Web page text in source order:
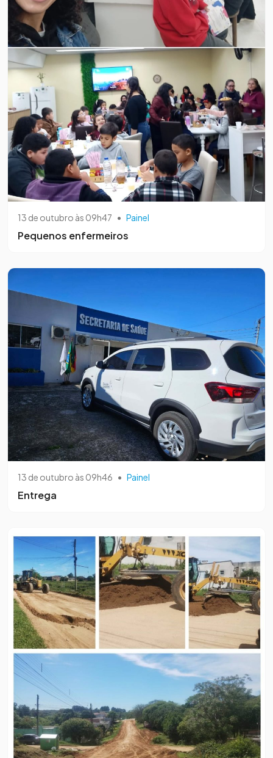
13 de outubro às 09h47 • Painel
Pequenos enfermeiros
13 de outubro às 09h46 • Painel
Entrega